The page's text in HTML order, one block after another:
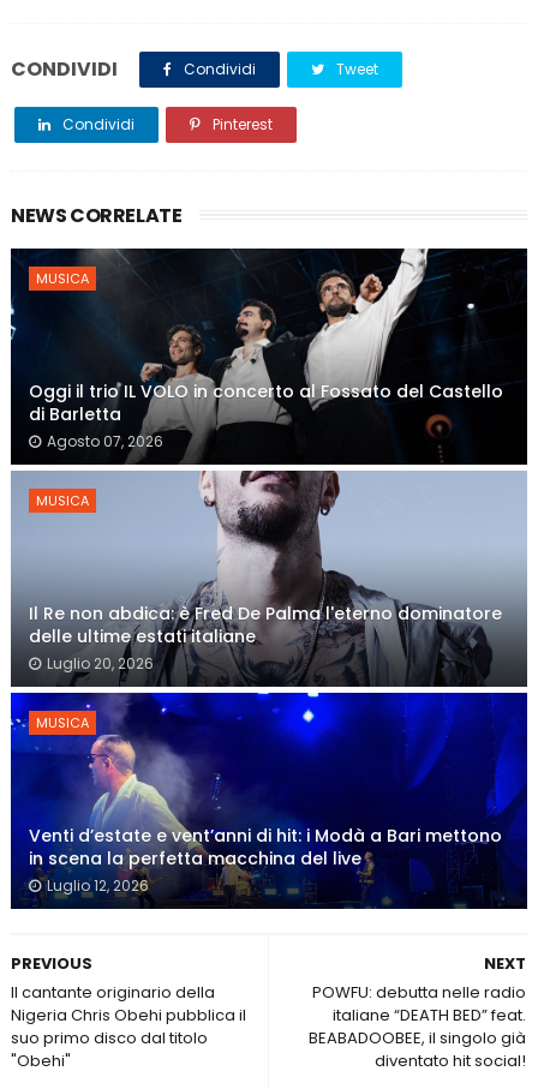
CONDIVIDI Condividi Tweet
Condividi Pinterest
NEWS CORRELATE
MUSICA
Oggi il trio IL VOLO in concerto al Fossato del Castello
di Barletta
Agosto 07, 2026
MUSICA
Il Re non abdica: è Fred De Palma l'eterno dominatore
delle ultime estati italiane
Luglio 20, 2026
MUSICA
Venti d’estate e vent’anni di hit: i Modà a Bari mettono
in scena la perfetta macchina del live
Luglio 12, 2026
NEXT
POWFU: debutta nelle radio
italiane “DEATH BED” feat.
BEABADOOBEE, il singolo già
diventato hit social!
PREVIOUS
Il cantante originario della
Nigeria Chris Obehi pubblica il
suo primo disco dal titolo
"Obehi"